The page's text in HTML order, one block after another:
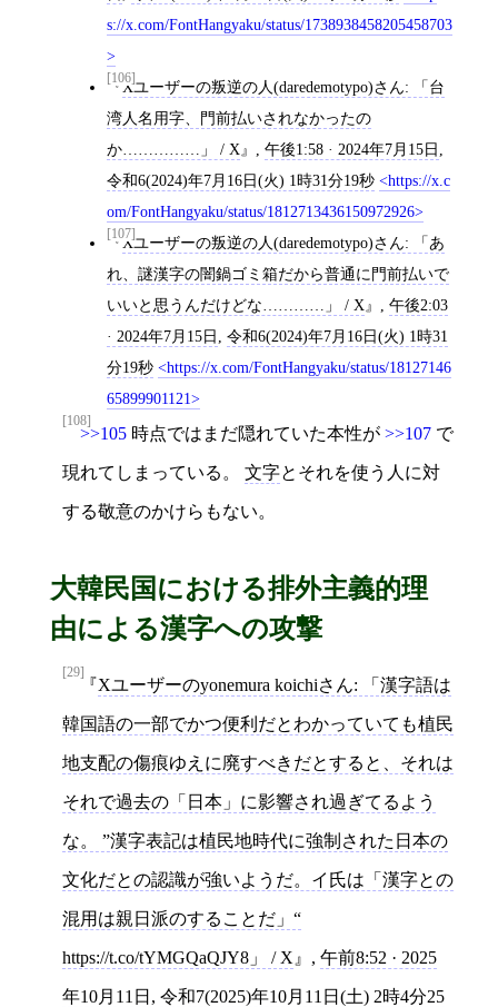
s://x.com/FontHangyaku/status/1738938458205458703
[106]Xユーザーの叛逆の人(daredemotypo)さん: 「台
湾人名用字、門前払いされなかったの
か……………」 / X
午後1:58 · 2024年7月15日
令和6(2024)年7月16日(火) 1時31分19秒
https://x.c
om/FontHangyaku/status/1812713436150972926
[107]Xユーザーの叛逆の人(daredemotypo)さん: 「あ
れ、謎漢字の闇鍋ゴミ箱だから普通に門前払いで
いいと思うんだけどな…………」 / X
午後2:03
· 2024年7月15日
令和6(2024)年7月16日(火) 1時31
分19秒
https://x.com/FontHangyaku/status/18127146
65899901121
[108]
>>105 時点ではまだ隠れていた本性が >>107 で
現れてしまっている。 文字とそれを使う人に対
する敬意のかけらもない。
大韓民国における排外主義的理
由による漢字への攻撃
[29]
Xユーザーのyonemura koichiさん: 「漢字語は
韓国語の一部でかつ便利だとわかっていても植民
地支配の傷痕ゆえに廃すべきだとすると、それは
それで過去の「日本」に影響され過ぎてるよう
な。 ”漢字表記は植民地時代に強制された日本の
文化だとの認識が強いようだ。イ氏は「漢字との
混用は親日派のすることだ」“
https://t.co/tYMGQaQJY8」 / X , 午前8:52 · 2025
年10月11日 , 令和7(2025)年10月11日(土) 2時4分25